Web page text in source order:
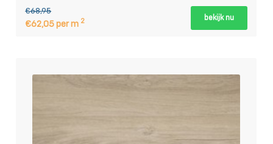
€68,95
€62,05 per m 2 bekijk nu